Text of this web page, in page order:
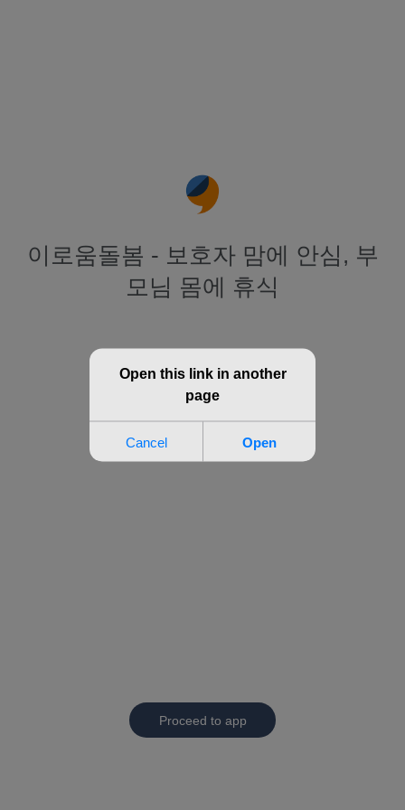
이로움돌봄 - 보호자 맘에 안심, 부
모님 몸에 휴식
Proceed to app